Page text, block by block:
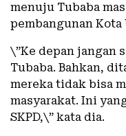
menuju Tubaba
pembangunan
\”Ke depan jangan
Tubaba. Bahkan,
mereka tidak bisa
masyarakat. Ini
SKPD,\” kata dia.